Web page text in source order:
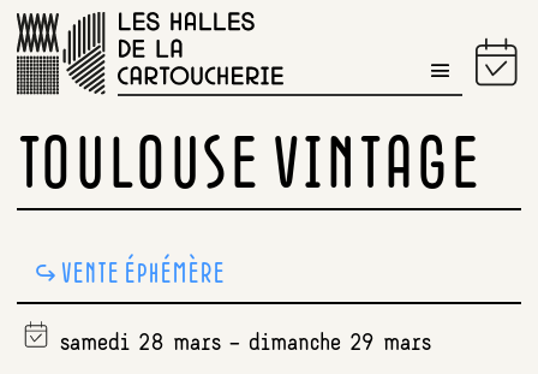
PROGRAMME DU JOUR
TOULOUSE VINTAGE
VENTE ÉPHÉMÈRE
samedi 28 mars - dimanche 29 mars